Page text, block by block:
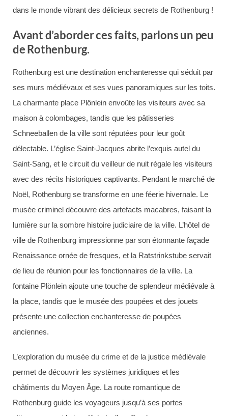
dans le monde vibrant des délicieux secrets de Rothenburg !
Avant d’aborder ces faits, parlons un peu
de Rothenburg.
Rothenburg est une destination enchanteresse qui séduit par
ses murs médiévaux et ses vues panoramiques sur les toits.
La charmante place Plönlein envoûte les visiteurs avec sa
maison à colombages, tandis que les pâtisseries
Schneeballen de la ville sont réputées pour leur goût
délectable. L’église Saint-Jacques abrite l’exquis autel du
Saint-Sang, et le circuit du veilleur de nuit régale les visiteurs
avec des récits historiques captivants. Pendant le marché de
Noël, Rothenburg se transforme en une féerie hivernale. Le
musée criminel découvre des artefacts macabres, faisant la
lumière sur la sombre histoire judiciaire de la ville. L’hôtel de
ville de Rothenburg impressionne par son étonnante façade
Renaissance ornée de fresques, et la Ratstrinkstube servait
de lieu de réunion pour les fonctionnaires de la ville. La
fontaine Plönlein ajoute une touche de splendeur médiévale à
la place, tandis que le musée des poupées et des jouets
présente une collection enchanteresse de poupées
anciennes.
L’exploration du musée du crime et de la justice médiévale
permet de découvrir les systèmes juridiques et les
châtiments du Moyen Âge. La route romantique de
Rothenburg guide les voyageurs jusqu’à ses portes